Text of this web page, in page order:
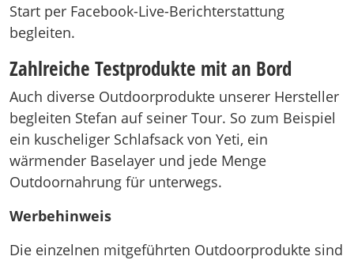
Start per Facebook-Live-Berichterstattung
begleiten.
Zahlreiche Testprodukte mit an Bord
Auch diverse Outdoorprodukte unserer Hersteller
begleiten Stefan auf seiner Tour. So zum Beispiel
ein kuscheliger Schlafsack von Yeti, ein
wärmender Baselayer und jede Menge
Outdoornahrung für unterwegs.
Werbehinweis
Die einzelnen mitgeführten Outdoorprodukte sind